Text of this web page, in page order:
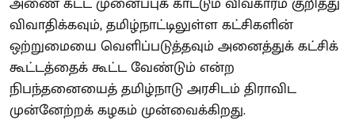
விவாதிக்கவும், தமிழ்நாட்டிலுள்ள கட்சிகளின்
ஒற்றுமையை வெளிப்படுத்தவும் அனைத்துக் கட்சிக்
கூட்டத்தைக் கூட்ட வேண்டும் என்ற
நிபந்தனையைத் தமிழ்நாடு அரசிடம் திராவிட
முன்னேற்றக் கழகம் முன்வைக்கிறது.